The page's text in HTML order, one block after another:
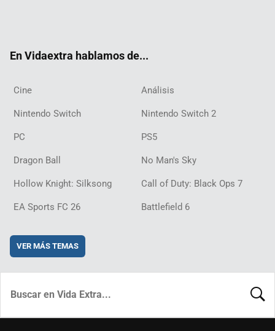
En Vidaextra hablamos de...
Cine Análisis
Nintendo Switch Nintendo Switch 2
PC PS5
Dragon Ball No Man's Sky
Hollow Knight: Silksong Call of Duty: Black Ops 7
EA Sports FC 26 Battlefield 6
VER MÁS TEMAS